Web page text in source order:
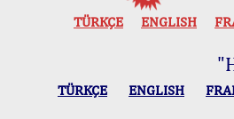
TÜRKÇE ENGLISH
TÜRKÇE ENGLISH